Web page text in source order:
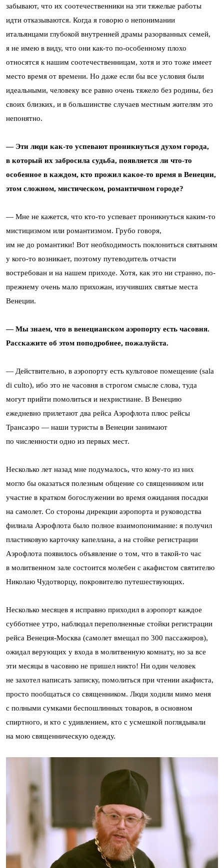
забывают, что их соотечественники на эти тяжелые работы
идти отказываются. Когда я говорю о непонимании
итальянцами глубокой внутренней драмы разорванных семей,
я не имею в виду, что они как-то по-особенному плохо
относятся к нашим соотечественницам, хотя и это тоже имеет
место время от времени. Но даже если бы все условия были
идеальными, человеку все равно очень тяжело без родины, без
своих близких, и в большинстве случаев местным жителям это
непонятно.
— Эти люди как-то успевают проникнуться духом города,
в который их забросила судьба, появляется ли что-то
особенное в каждом, кто прожил какое-то время в Венеции,
этом сложном, мистическом, романтичном городе?
— Мне не кажется, что кто-то успевает проникнуться каким-то
мистицизмом или романтизмом. Грубо говоря,
им не до романтики! Вот необходимость поклониться святыням
у кого-то возникает, поэтому путеводитель отчасти
востребован и на нашем приходе. Хотя, как это ни странно, по-
прежнему очень мало прихожан, изучивших святые места
Венеции.
— Мы знаем, что в венецианском аэропорту есть часовня.
Расскажите об этом поподробнее, пожалуйста.
— Действительно, в аэропорту есть культовое помещение (sala
di culto), ибо это не часовня в строгом смысле слова, туда
могут прийти помолиться и нехристиане. В Венецию
ежедневно прилетают два рейса Аэрофлота плюс рейсы
Трансаэро — наши туристы в Венеции занимают
по численности одно из первых мест.
Несколько лет назад мне подумалось, что кому-то из них
могло бы оказаться полезным общение со священником или
участие в кратком богослужении во время ожидания посадки
на самолет. Со стороны дирекции аэропорта и руководства
филиала Аэрофлота было полное взаимопонимание: я получил
пластиковую карточку капеллана, а на стойке регистрации
Аэрофлота появилось объявление о том, что в такой-то час
в молитвенном зале состоится молебен с акафистом святителю
Николаю Чудотворцу, покровителю путешествующих.
Несколько месяцев я исправно приходил в аэропорт каждое
субботнее утро, наблюдал переполненные стойки регистрации
рейса Венеция-Москва (самолет вмещал по 300 пассажиров),
ожидал верующих у входа в молитвенную комнату, но за все
эти месяцы в часовню не пришел никто! Ни один человек
не захотел написать записку, помолиться при чтении акафиста,
просто пообщаться со священником. Люди ходили мимо меня
с полными сумками беспошлинных товаров, в основном
спиртного, и кто с удивлением, кто с усмешкой поглядывали
на мою священническую одежду.